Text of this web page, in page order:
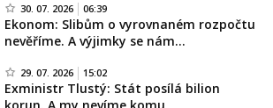
30. 07. 2026 06:39
Ekonom: Slibům o vyrovnaném rozpočtu
nevěříme. A výjimky se nám…
29. 07. 2026 15:02
Exministr Tlustý: Stát posílá bilion
korun. A my nevíme komu